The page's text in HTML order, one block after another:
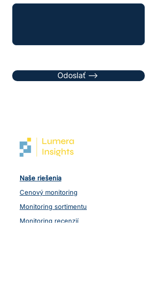
Odoslať -->
Naše riešenia
Cenový monitoring
Monitoring sortimentu
Monitoring recenzií